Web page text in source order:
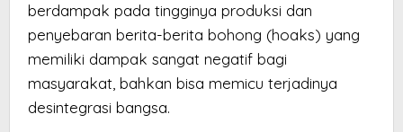
berdampak pada tingginya produksi dan
penyebaran berita-berita bohong (hoaks) yang
memiliki dampak sangat negatif bagi
masyarakat, bahkan bisa memicu terjadinya
desintegrasi bangsa.